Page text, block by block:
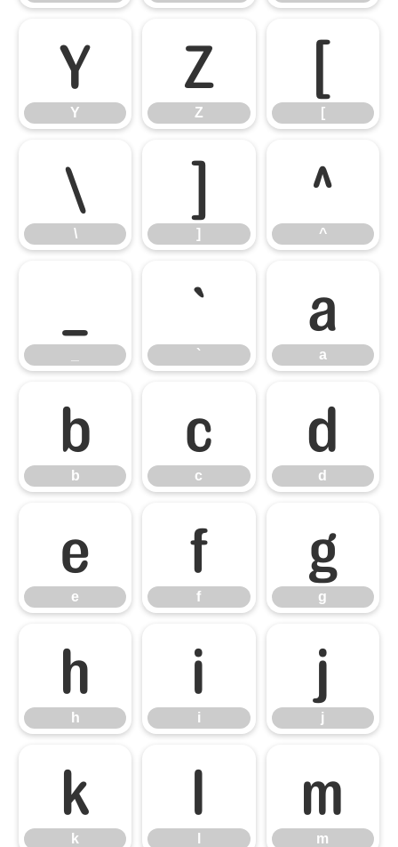
Y
Y Z
Z [
[
\
\ ]
] ^
^
_ `
` a
a
b
b c
c d
d
e
e f
f g
g
h
h i
i j
j
k
k l m
m